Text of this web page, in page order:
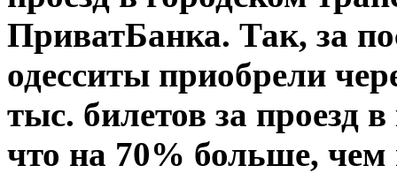
ПриватБанка. Так, за
одесситы приобрели
тыс. билетов за проезд
что на 70% больше,